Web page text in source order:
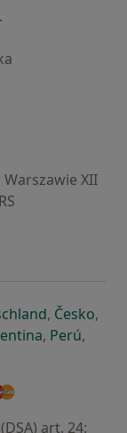
XII
nowej karcie
się w nowej
otwiera się
, Česko,
karcie
nowej karcie
się w nowej
otwiera się
, Perú,
art. 24: